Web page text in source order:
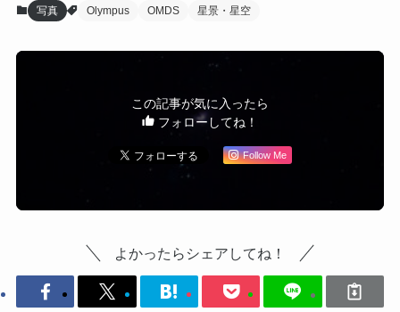
写真 Olympus OMDS 星景・星空
この記事が気に入ったら
フォローしてね！
Follow Me
よかったらシェアしてね！